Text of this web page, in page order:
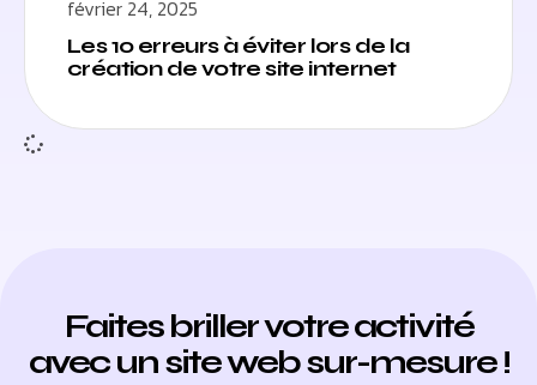
février 24, 2025
Les 10 erreurs à éviter lors de la
création de votre site internet
Faites briller votre activité
avec un site web sur-mesure !